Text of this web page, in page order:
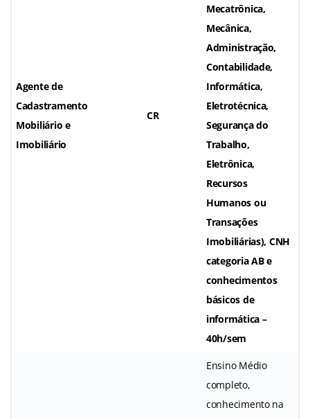
Agente de
Cadastramento
Mobiliário e
Imobiliário
CR
Mecatrônica,
Mecânica,
Administração,
Contabilidade,
Informática,
Eletrotécnica,
Segurança do
Trabalho,
Eletrônica,
Recursos
Humanos ou
Transações
Imobiliárias), CNH
categoria AB e
conhecimentos
básicos de
informática –
40h/sem
Ensino Médio
completo,
conhecimento na